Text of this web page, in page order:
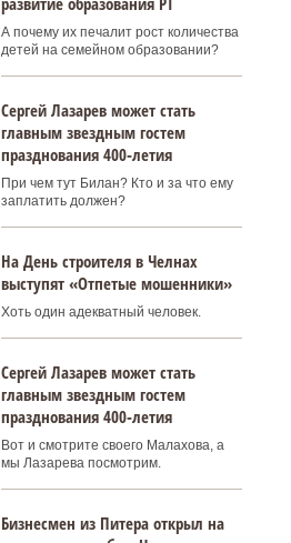
А почему их печалит рост количества
детей на семейном образовании?
Сергей Лазарев может стать
главным звездным гостем
празднования 400‑летия
При чем тут Билан? Кто и за что ему
заплатить должен?
На День строителя в Челнах
выступят «Отпетые мошенники»
Хоть один адекватный человек.
Сергей Лазарев может стать
главным звездным гостем
празднования 400‑летия
Вот и смотрите своего Малахова, а
мы Лазарева посмотрим.
Бизнесмен из Питера открыл на